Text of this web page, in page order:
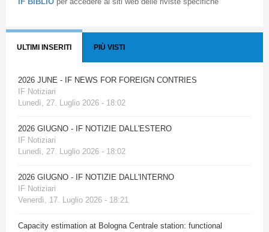
ULTIMI INSERITI PIÙ VISTI
2026 JUNE - IF NEWS FOR FOREIGN CONTRIES
IF Notiziari
Lunedì, 27. Luglio 2026 - 18:02
2026 GIUGNO - IF NOTIZIE DALL'ESTERO
IF Notiziari
Lunedì, 27. Luglio 2026 - 18:02
2026 GIUGNO - IF NOTIZIE DALL'INTERNO
IF Notiziari
Venerdì, 17. Luglio 2026 - 18:21
Capacity estimation at Bologna Centrale station: functional